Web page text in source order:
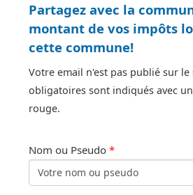
Partagez avec la
montant de vos impôts
cette commune!
Votre email n'est pas publié sur le
obligatoires sont indiqués avec
rouge.
Nom ou Pseudo *